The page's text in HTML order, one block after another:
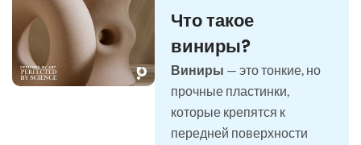
Что такое
виниры?
Виниры — это тонкие, но
прочные пластинки,
которые крепятся к
передней поверхности